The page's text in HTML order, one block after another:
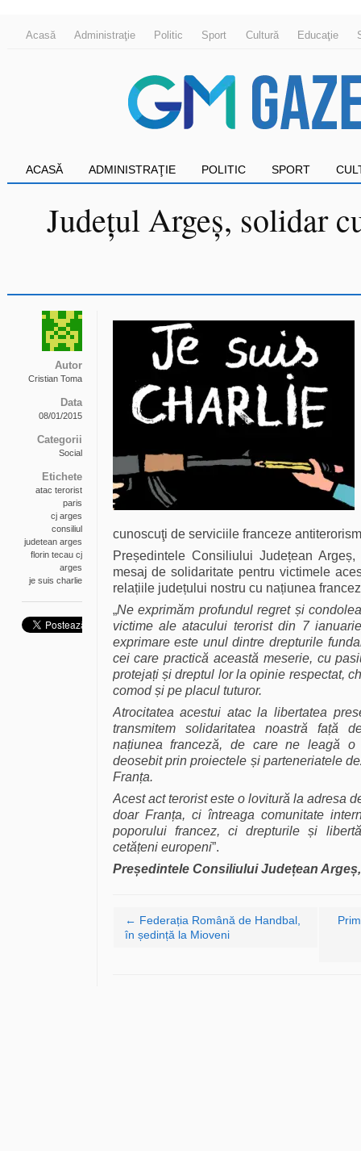
Acasă Administraţie Politic Sport Cultură Educaţie
ACASĂ ADMINISTRAŢIE POLITIC SPORT
Județul Argeș, solidar
Autor
Cristian Toma
Data
08/01/2015
Categorii
Social
Etichete
atac terorist
paris
cj arges
consiliul
judetean arges
florin tecau cj
arges
je suis charlie
cunoscuţi de serviciile franceze
Președintele Consiliului Județean
mesaj de solidaritate pentru victimele
relațiile județului nostru cu națiunea
„Ne exprimăm profundul regret și
victime ale atacului terorist din 7
exprimare este unul dintre drepturile
cei care practică această meserie, cu
protejați și dreptul lor la opinie respectat,
comod și pe placul tuturor.
Atrocitatea acestui atac la libertatea
transmitem solidaritatea noastră față
națiunea franceză, de care ne leagă o
deosebit prin proiectele și parteneriatele
Franța.
Acest act terorist este o lovitură la adresa
doar Franța, ci întreaga comunitate
poporului francez, ci drepturile și
cetățeni europeni”.
Președintele Consiliului Județean
Navigare articole
← Federația Română de Handbal,
în ședință la Mioveni